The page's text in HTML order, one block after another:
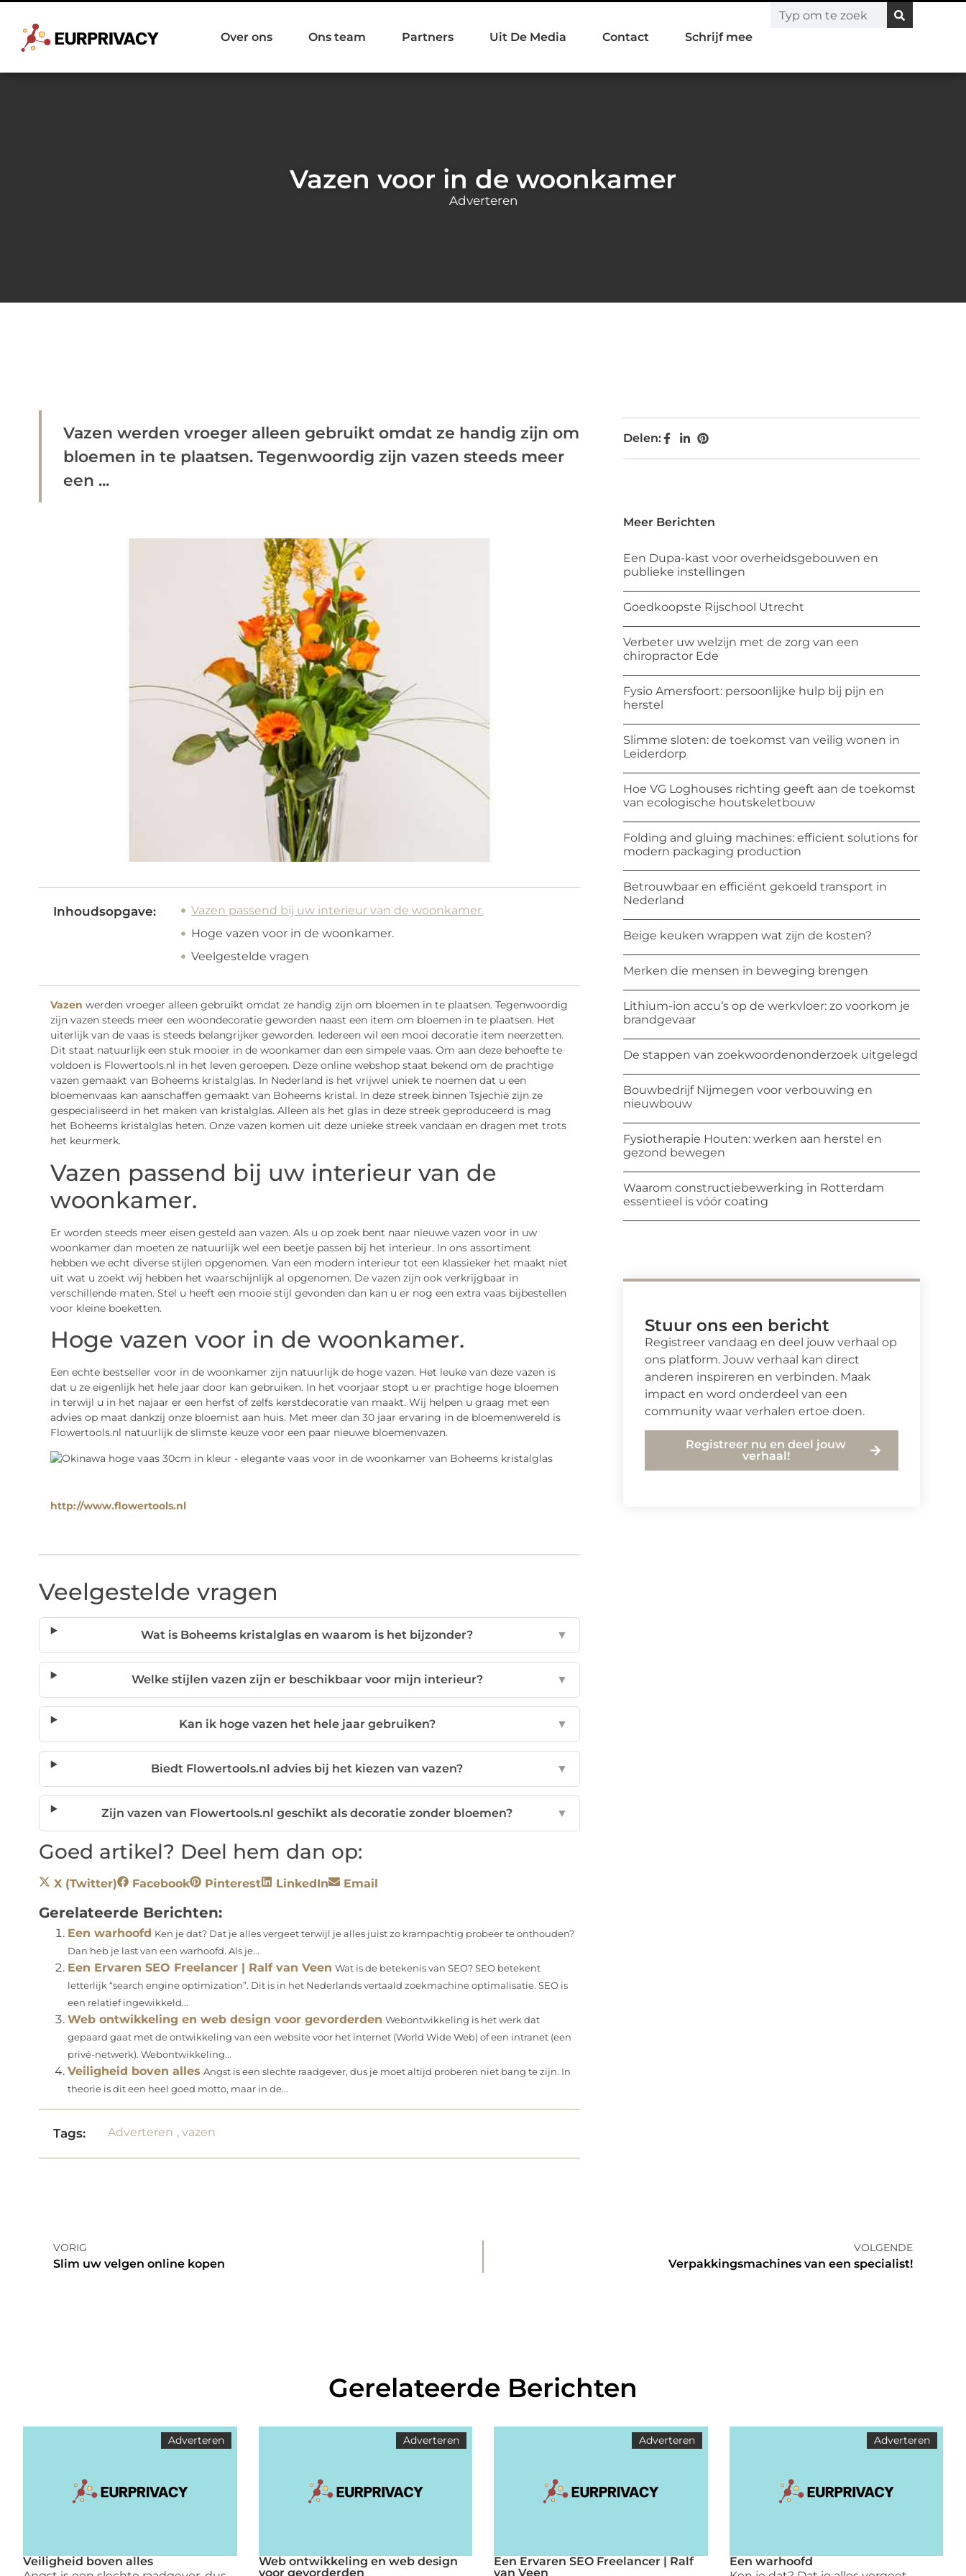
Over ons Ons team Partners Uit De Media Contact Schrijf mee
Vazen voor in de woonkamer
Adverteren
Vazen werden vroeger alleen gebruikt omdat ze handig zijn om
bloemen in te plaatsen. Tegenwoordig zijn vazen steeds meer
een ...
Inhoudsopgave:
Vazen passend bij uw interieur van de woonkamer.
Hoge vazen voor in de woonkamer.
Veelgestelde vragen
Vazen werden vroeger alleen gebruikt omdat ze handig zijn om bloemen in te plaatsen. Tegenwoordig
zijn vazen steeds meer een woondecoratie geworden naast een item om bloemen in te plaatsen. Het
uiterlijk van de vaas is steeds belangrijker geworden. Iedereen wil een mooi decoratie item neerzetten.
Dit staat natuurlijk een stuk mooier in de woonkamer dan een simpele vaas. Om aan deze behoefte te
voldoen is Flowertools.nl in het leven geroepen. Deze online webshop staat bekend om de prachtige
vazen gemaakt van Boheems kristalglas. In Nederland is het vrijwel uniek te noemen dat u een
bloemenvaas kan aanschaffen gemaakt van Boheems kristal. In deze streek binnen Tsjechië zijn ze
gespecialiseerd in het maken van kristalglas. Alleen als het glas in deze streek geproduceerd is mag
het Boheems kristalglas heten. Onze vazen komen uit deze unieke streek vandaan en dragen met trots
het keurmerk.
Vazen passend bij uw interieur van de
woonkamer.
Er worden steeds meer eisen gesteld aan vazen. Als u op zoek bent naar nieuwe vazen voor in uw
woonkamer dan moeten ze natuurlijk wel een beetje passen bij het interieur. In ons assortiment
hebben we echt diverse stijlen opgenomen. Van een modern interieur tot een klassieker het maakt niet
uit wat u zoekt wij hebben het waarschijnlijk al opgenomen. De vazen zijn ook verkrijgbaar in
verschillende maten. Stel u heeft een mooie stijl gevonden dan kan u er nog een extra vaas bijbestellen
voor kleine boeketten.
Hoge vazen voor in de woonkamer.
Een echte bestseller voor in de woonkamer zijn natuurlijk de hoge vazen. Het leuke van deze vazen is
dat u ze eigenlijk het hele jaar door kan gebruiken. In het voorjaar stopt u er prachtige hoge bloemen
in terwijl u in het najaar er een herfst of zelfs kerstdecoratie van maakt. Wij helpen u graag met een
advies op maat dankzij onze bloemist aan huis. Met meer dan 30 jaar ervaring in de bloemenwereld is
Flowertools.nl natuurlijk de slimste keuze voor een paar nieuwe bloemenvazen.
http://www.flowertools.nl
Veelgestelde vragen
Wat is Boheems kristalglas en waarom is het bijzonder? ▼
Welke stijlen vazen zijn er beschikbaar voor mijn interieur? ▼
Kan ik hoge vazen het hele jaar gebruiken? ▼
Biedt Flowertools.nl advies bij het kiezen van vazen? ▼
Zijn vazen van Flowertools.nl geschikt als decoratie zonder bloemen? ▼
Goed artikel? Deel hem dan op:
X (Twitter) Facebook Pinterest LinkedIn Email
Gerelateerde Berichten:
Een warhoofd Ken je dat? Dat je alles vergeet terwijl je alles juist zo krampachtig probeer te onthouden?
Dan heb je last van een warhoofd. Als je...
Een Ervaren SEO Freelancer | Ralf van Veen Wat is de betekenis van SEO? SEO betekent
letterlijk “search engine optimization”. Dit is in het Nederlands vertaald zoekmachine optimalisatie. SEO is
een relatief ingewikkeld...
Web ontwikkeling en web design voor gevorderden Webontwikkeling is het werk dat
gepaard gaat met de ontwikkeling van een website voor het internet (World Wide Web) of een intranet (een
privé-netwerk). Webontwikkeling...
Veiligheid boven alles Angst is een slechte raadgever, dus je moet altijd proberen niet bang te zijn. In
theorie is dit een heel goed motto, maar in de...
Tags: Adverteren ,vazen
Delen:
Meer Berichten
Een Dupa-kast voor overheidsgebouwen en
publieke instellingen
Goedkoopste Rijschool Utrecht
Verbeter uw welzijn met de zorg van een
chiropractor Ede
Fysio Amersfoort: persoonlijke hulp bij pijn en
herstel
Slimme sloten: de toekomst van veilig wonen in
Leiderdorp
Hoe VG Loghouses richting geeft aan de toekomst
van ecologische houtskeletbouw
Folding and gluing machines: efficient solutions for
modern packaging production
Betrouwbaar en efficiënt gekoeld transport in
Nederland
Beige keuken wrappen wat zijn de kosten?
Merken die mensen in beweging brengen
Lithium-ion accu’s op de werkvloer: zo voorkom je
brandgevaar
De stappen van zoekwoordenonderzoek uitgelegd
Bouwbedrijf Nijmegen voor verbouwing en
nieuwbouw
Fysiotherapie Houten: werken aan herstel en
gezond bewegen
Waarom constructiebewerking in Rotterdam
essentieel is vóór coating
Stuur ons een bericht
Registreer vandaag en deel jouw verhaal op
ons platform. Jouw verhaal kan direct
anderen inspireren en verbinden. Maak
impact en word onderdeel van een
community waar verhalen ertoe doen.
Registreer nu en deel jouw
verhaal!
VORIG
Slim uw velgen online kopen
VOLGENDE
Verpakkingsmachines van een specialist!
Gerelateerde Berichten
Adverteren
Veiligheid boven alles
Adverteren
Web ontwikkeling en web design
voor gevorderden
Adverteren
Een Ervaren SEO Freelancer | Ralf
van Veen
Adverteren
Een warhoofd